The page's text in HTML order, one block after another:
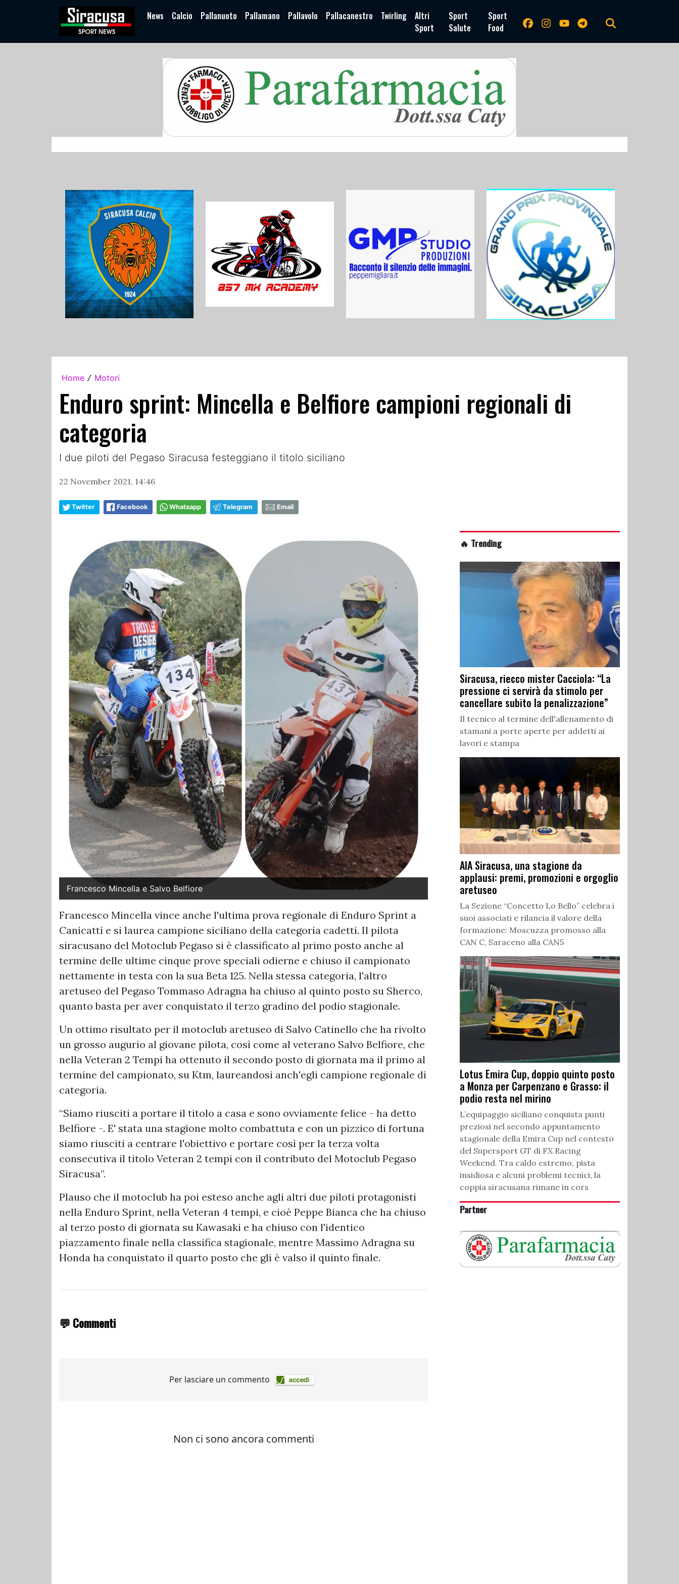
News Calcio Pallanuoto Pallamano Pallavolo Pallacanestro Twirling
Altri
Sport
Sport
Salute
Sport
Food
Home / Motori
Enduro sprint: Mincella e Belfiore campioni regionali di
categoria
I due piloti del Pegaso Siracusa festeggiano il titolo siciliano
22 November 2021, 14:46
Twitter Facebook Whatsapp Telegram Email
Francesco Mincella e Salvo Belfiore
Francesco Mincella vince anche l'ultima prova regionale di Enduro Sprint a
Canicattì e si laurea campione siciliano della categoria cadetti. Il pilota
siracusano del Motoclub Pegaso si è classificato al primo posto anche al
termine delle ultime cinque prove speciali odierne e chiuso il campionato
nettamente in testa con la sua Beta 125. Nella stessa categoria, l'altro
aretuseo del Pegaso Tommaso Adragna ha chiuso al quinto posto su Sherco,
quanto basta per aver conquistato il terzo gradino del podio stagionale.
Un ottimo risultato per il motoclub aretuseo di Salvo Catinello che ha rivolto
un grosso augurio al giovane pilota, così come al veterano Salvo Belfiore, che
nella Veteran 2 Tempi ha ottenuto il secondo posto di giornata ma il primo al
termine del campionato, su Ktm, laureandosi anch'egli campione regionale di
categoria.
“Siamo riusciti a portare il titolo a casa e sono ovviamente felice - ha detto
Belfiore -. E' stata una stagione molto combattuta e con un pizzico di fortuna
siamo riusciti a centrare l'obiettivo e portare così per la terza volta
consecutiva il titolo Veteran 2 tempi con il contributo del Motoclub Pegaso
Siracusa”.
Plauso che il motoclub ha poi esteso anche agli altri due piloti protagonisti
nella Enduro Sprint, nella Veteran 4 tempi, e cioè Peppe Bianca che ha chiuso
al terzo posto di giornata su Kawasaki e ha chiuso con l'identico
piazzamento finale nella classifica stagionale, mentre Massimo Adragna su
Honda ha conquistato il quarto posto che gli è valso il quinto finale.
💬 Commenti
🔥 Trending
Siracusa, riecco mister Cacciola: “La
pressione ci servirà da stimolo per
cancellare subito la penalizzazione”
Il tecnico al termine dell'allenamento di
stamani a porte aperte per addetti ai
lavori e stampa
AIA Siracusa, una stagione da
applausi: premi, promozioni e orgoglio
aretuseo
La Sezione “Concetto Lo Bello” celebra i
suoi associati e rilancia il valore della
formazione: Moscuzza promosso alla
CAN C, Saraceno alla CAN5
Lotus Emira Cup, doppio quinto posto
a Monza per Carpenzano e Grasso: il
podio resta nel mirino
L’equipaggio siciliano conquista punti
preziosi nel secondo appuntamento
stagionale della Emira Cup nel contesto
del Supersport GT di FX Racing
Weekend. Tra caldo estremo, pista
insidiosa e alcuni problemi tecnici, la
coppia siracusana rimane in cors
Partner